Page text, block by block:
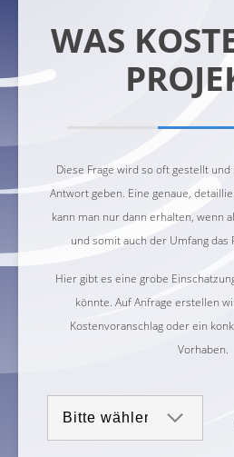
WAS
Diese Frage wird so oft gestellt
Antwort geben. Eine genaue,
kann man nur dann erhalten, wenn
und somit auch der Umfang das
Hier gibt es eine grobe
könnte. Auf Anfrage erstellen
Kostenvoranschlag oder ein
Vorhaben.